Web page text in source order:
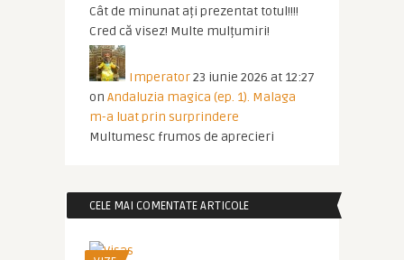
Cât de minunat ați prezentat totul!!!!
Cred că visez! Multe mulțumiri!
Imperator23 iunie 2026 at 12:27
on Andaluzia magica (ep. 1). Malaga
m-a luat prin surprindere
Multumesc frumos de aprecieri
CELE MAI COMENTATE ARTICOLE